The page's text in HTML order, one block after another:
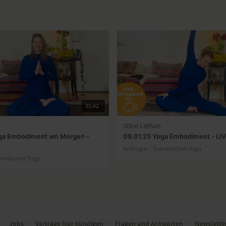
35:42
Embodiment am Morgen -
Yoga
Stine Lethan
09.01.25 Yoga Embodiment -
Anfänger | Somatisches Yoga
∙ Jobs ∙ Verträge hier kündigen ∙ Fragen und Antworten ∙